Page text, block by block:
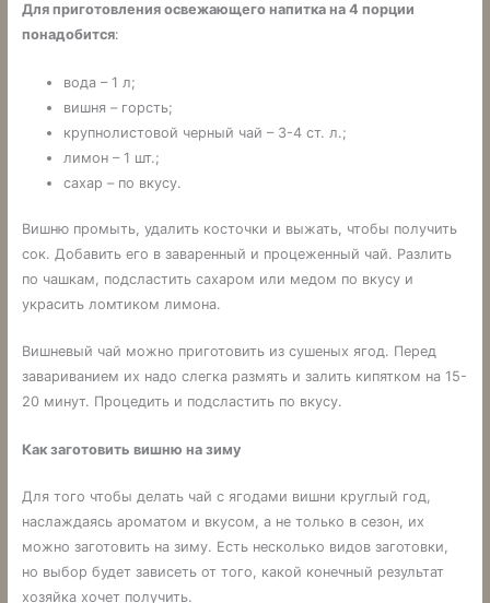
Для приготовления освежающего напитка на 4 порции
понадобится:
вода – 1 л;
вишня – горсть;
крупнолистовой черный чай – 3-4 ст. л.;
лимон – 1 шт.;
сахар – по вкусу.
Вишню промыть, удалить косточки и выжать, чтобы получить
сок. Добавить его в заваренный и процеженный чай. Разлить
по чашкам, подсластить сахаром или медом по вкусу и
украсить ломтиком лимона.
Вишневый чай можно приготовить из сушеных ягод. Перед
завариванием их надо слегка размять и залить кипятком на 15-
20 минут. Процедить и подсластить по вкусу.
Как заготовить вишню на зиму
Для того чтобы делать чай с ягодами вишни круглый год,
наслаждаясь ароматом и вкусом, а не только в сезон, их
можно заготовить на зиму. Есть несколько видов заготовки,
но выбор будет зависеть от того, какой конечный результат
хозяйка хочет получить.